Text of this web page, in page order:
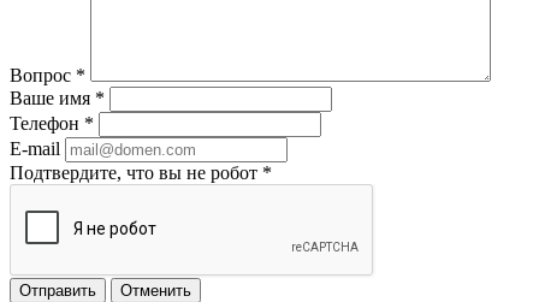
Вопрос *
Ваше имя *
Телефон *
E-mail
Подтвердите, что вы не робот *
Отменить